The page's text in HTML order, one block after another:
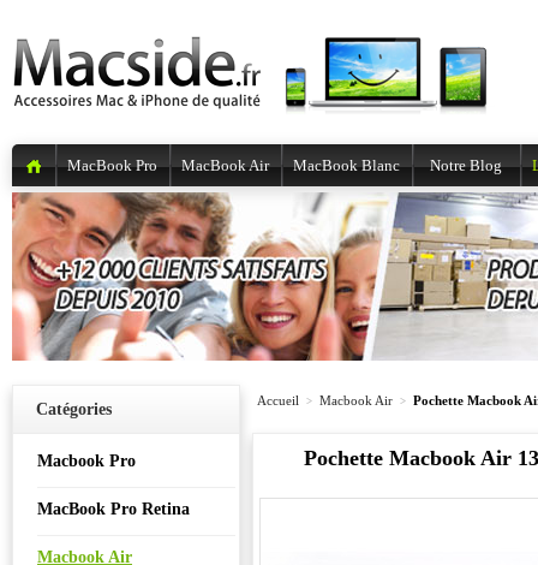
MacBook Pro MacBook Air MacBook Blanc Notre Blog
Catégories
Macbook Pro
MacBook Pro Retina
Macbook Air
Accueil > Macbook Air > Pochette Macbook
Pochette Macbook Air